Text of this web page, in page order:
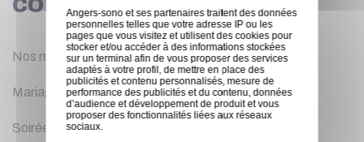
Nos machines à confettis sont parfaites pour :
Mariages et célébrations
Soirées d’entreprise et lancements de produit
Angers-sono et ses partenaires traitent des données
personnelles telles que votre adresse IP ou les
pages que vous visitez et utilisent des cookies pour
stocker et/ou accéder à des informations stockées
sur un terminal afin de vous proposer des services
adaptés à votre profil, de mettre en place des
publicités et contenu personnalisés, mesure de
performance des publicités et du contenu, données
d’audience et développement de produit et vous
proposer des fonctionnalités liées aux réseaux
sociaux.